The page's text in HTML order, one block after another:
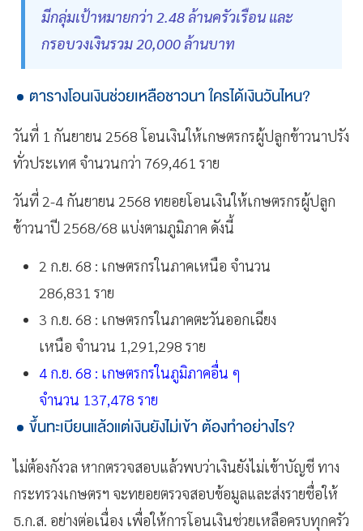
มีกลุ่มเป้าหมายกว่า 2.48 ล้านครัวเรือน และ
กรอบวงเงินรวม 20,000 ล้านบาท
ตารางโอนเงินช่วยเหลือชาวนา ใครได้เงินวันไหน?
วันที่ 1 กันยายน 2568 โอนเงินให้เกษตรกรผู้ปลูกข้าวนาปรัง
ทั่วประเทศ จำนวนกว่า 769,461 ราย
วันที่ 2-4 กันยายน 2568 ทยอยโอนเงินให้เกษตรกรผู้ปลูก
ข้าวนาปี 2568/68 แบ่งตามภูมิภาค ดังนี้
2 ก.ย. 68 : เกษตรกรในภาคเหนือ จำนวน
286,831 ราย
3 ก.ย. 68 : เกษตรกรในภาคตะวันออกเฉียง
เหนือ จำนวน 1,291,298 ราย
4 ก.ย. 68 : เกษตรกรในภูมิภาคอื่น ๆ
จำนวน 137,478 ราย
ขึ้นทะเบียนแล้วแต่เงินยังไม่เข้า ต้องทำอย่างไร?
ไม่ต้องกังวล หากตรวจสอบแล้วพบว่าเงินยังไม่เข้าบัญชี ทาง
กระทรวงเกษตรฯ จะทยอยตรวจสอบข้อมูลและส่งรายชื่อให้
ธ.ก.ส. อย่างต่อเนื่อง เพื่อให้การโอนเงินช่วยเหลือครบทุกครัว